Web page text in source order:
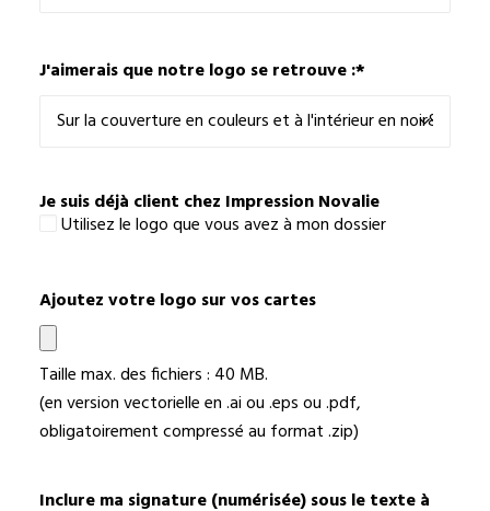
J'aimerais que notre logo se retrouve :*
Je suis déjà client chez Impression Novalie
Utilisez le logo que vous avez à mon dossier
Ajoutez votre logo sur vos cartes
Taille max. des fichiers : 40 MB.
(en version vectorielle en .ai ou .eps ou .pdf,
obligatoirement compressé au format .zip)
Inclure ma signature (numérisée) sous le texte à